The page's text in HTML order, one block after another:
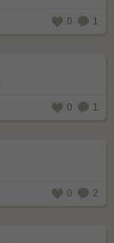
0 1
0 1
0 2